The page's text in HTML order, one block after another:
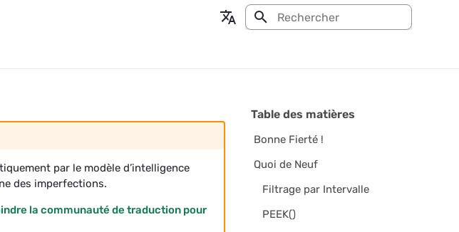
Table des matières
Bonne Fierté !
Quoi de Neuf
Filtrage par Intervalle
PEEK()
par le modèle d’intelligence
des imperfections.
la communauté de traduction pour